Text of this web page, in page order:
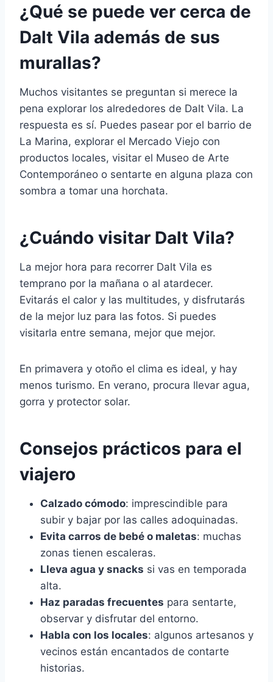
¿Qué se puede ver cerca de
Dalt Vila además de sus
murallas?
Muchos visitantes se preguntan si merece la
pena explorar los alrededores de Dalt Vila. La
respuesta es sí. Puedes pasear por el barrio de
La Marina, explorar el Mercado Viejo con
productos locales, visitar el Museo de Arte
Contemporáneo o sentarte en alguna plaza con
sombra a tomar una horchata.
¿Cuándo visitar Dalt Vila?
La mejor hora para recorrer Dalt Vila es
temprano por la mañana o al atardecer.
Evitarás el calor y las multitudes, y disfrutarás
de la mejor luz para las fotos. Si puedes
visitarla entre semana, mejor que mejor.
En primavera y otoño el clima es ideal, y hay
menos turismo. En verano, procura llevar agua,
gorra y protector solar.
Consejos prácticos para el
viajero
Calzado cómodo: imprescindible para
subir y bajar por las calles adoquinadas.
Evita carros de bebé o maletas: muchas
zonas tienen escaleras.
Lleva agua y snacks si vas en temporada
alta.
Haz paradas frecuentes para sentarte,
observar y disfrutar del entorno.
Habla con los locales: algunos artesanos y
vecinos están encantados de contarte
historias.